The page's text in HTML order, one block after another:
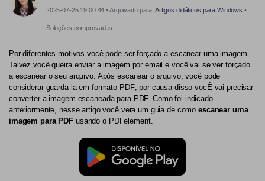
Mais ferramentas online
Cloud
PDFelement Cloud
Assinar Legalmente
Redigir Inteligente
PDF OCR
PDF Protegido por Senha
Jurídico
Saúde
Financeiro
2025-07-25 19:00:44 • Arquivado para: Artigos didáticos para Windows •
Soluções comprovadas
Por diferentes motivos você pode ser forçado a escanear uma imagem.
Talvez você queira enviar a imagem por email e você vai se ver forçado
a escanear o seu arquivo. Após escanear o arquivo, você pode
considerar guarda-la em formato PDF; por causa disso vocÊ vai precisar
converter a imagem escaneada para PDF. Como foi indicado
anteriormente, nesse artigo você vera um guia de comoescanear uma
imagem para PDF usando o PDFelement.